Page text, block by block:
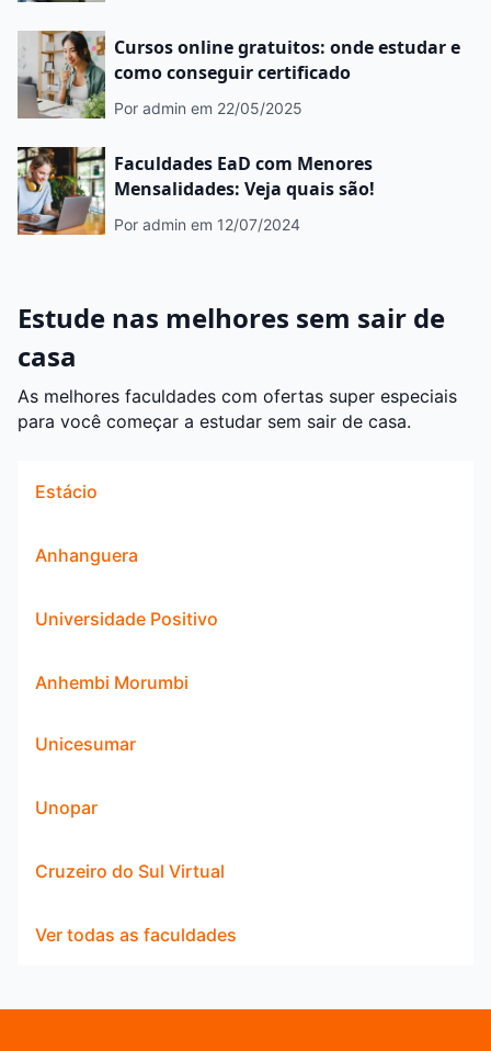
Cursos online gratuitos: onde estudar e
como conseguir certificado
Por admin em 22/05/2025
Faculdades EaD com Menores
Mensalidades: Veja quais são!
Por admin em 12/07/2024
Estude nas melhores sem sair de
casa
As melhores faculdades com ofertas super especiais
para você começar a estudar sem sair de casa.
Estácio
Anhanguera
Universidade Positivo
Anhembi Morumbi
Unicesumar
Unopar
Cruzeiro do Sul Virtual
Ver todas as faculdades